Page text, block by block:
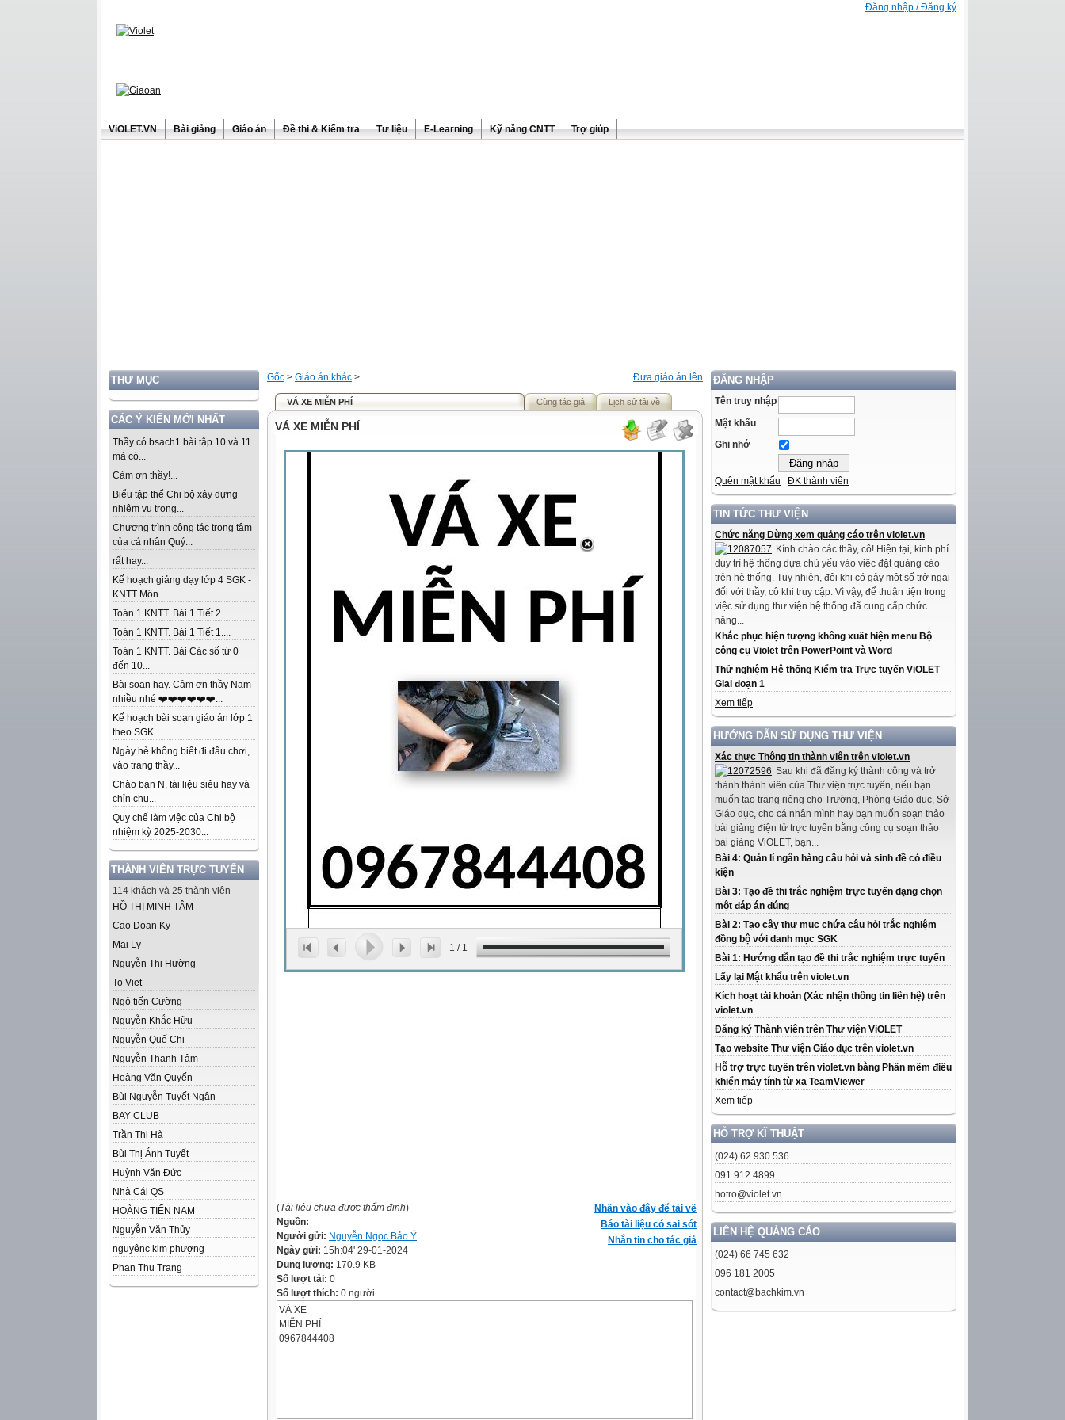
Đăng nhập / Đăng ký
ViOLET.VN Bài giảng Giáo án Đề thi & Kiểm tra Tư liệu E-Learning Kỹ năng CNTT Trợ giúp
THƯ MỤC
CÁC Ý KIẾN MỚI NHẤT
Thầy có bsach1 bài tập 10 và 11
mà có...
Cảm ơn thầy!...
Biểu tập thể Chi bộ xây dựng
nhiệm vụ trọng...
Chương trình công tác trọng tâm
của cá nhân Quý...
rất hay...
Kế hoạch giảng dạy lớp 4 SGK -
KNTT Môn...
Toán 1 KNTT. Bài 1 Tiết 2....
Toán 1 KNTT. Bài 1 Tiết 1....
Toán 1 KNTT. Bài Các số từ 0
đến 10...
Bài soạn hay. Cảm ơn thầy Nam
nhiều nhé ❤️❤️❤️❤️❤️❤️...
Kế hoạch bài soạn giáo án lớp 1
theo SGK...
Ngày hè không biết đi đâu chơi,
vào trang thầy...
Chào bạn N, tài liệu siêu hay và
chỉn chu...
Quy chế làm việc của Chi bộ
nhiệm kỳ 2025-2030...
THÀNH VIÊN TRỰC TUYẾN
114 khách và 25 thành viên
HỒ THỊ MINH TÂM
Cao Doan Ky
Mai Ly
Nguyễn Thị Hường
To Viet
Ngô tiến Cường
Nguyễn Khắc Hữu
Nguyễn Quế Chi
Nguyễn Thanh Tâm
Hoàng Văn Quyến
Bùi Nguyễn Tuyết Ngân
BAY CLUB
Trần Thị Hà
Bùi Thị Ánh Tuyết
Huỳnh Văn Đức
Nhà Cái QS
HOÀNG TIẾN NAM
Nguyễn Văn Thủy
nguyênc kim phượng
Phan Thu Trang
ĐĂNG NHẬP
Tên truy nhập
Mật khẩu
Ghi nhớ
Quên mật khẩu ĐK thành viên
TIN TỨC THƯ VIỆN
Chức năng Dừng xem quảng cáo trên violet.vn
Kính chào các thầy, cô! Hiện tại, kinh phí
duy trì hệ thống dựa chủ yếu vào việc đặt quảng cáo
trên hệ thống. Tuy nhiên, đôi khi có gây một số trở ngại
đối với thầy, cô khi truy cập. Vì vậy, để thuận tiện trong
việc sử dụng thư viện hệ thống đã cung cấp chức
năng...
Khắc phục hiện tượng không xuất hiện menu Bộ
công cụ Violet trên PowerPoint và Word
Thử nghiệm Hệ thống Kiểm tra Trực tuyến ViOLET
Giai đoạn 1
Xem tiếp
HƯỚNG DẪN SỬ DỤNG THƯ VIỆN
Xác thực Thông tin thành viên trên violet.vn
Sau khi đã đăng ký thành công và trở
thành thành viên của Thư viện trực tuyến, nếu bạn
muốn tạo trang riêng cho Trường, Phòng Giáo dục, Sở
Giáo dục, cho cá nhân mình hay bạn muốn soạn thảo
bài giảng điện tử trực tuyến bằng công cụ soạn thảo
bài giảng ViOLET, bạn...
Bài 4: Quản lí ngân hàng câu hỏi và sinh đề có điều
kiện
Bài 3: Tạo đề thi trắc nghiệm trực tuyến dạng chọn
một đáp án đúng
Bài 2: Tạo cây thư mục chứa câu hỏi trắc nghiệm
đồng bộ với danh mục SGK
Bài 1: Hướng dẫn tạo đề thi trắc nghiệm trực tuyến
Lấy lại Mật khẩu trên violet.vn
Kích hoạt tài khoản (Xác nhận thông tin liên hệ) trên
violet.vn
Đăng ký Thành viên trên Thư viện ViOLET
Tạo website Thư viện Giáo dục trên violet.vn
Hỗ trợ trực tuyến trên violet.vn bằng Phần mềm điều
khiển máy tính từ xa TeamViewer
Xem tiếp
HỖ TRỢ KĨ THUẬT
(024) 62 930 536
091 912 4899
hotro@violet.vn
LIÊN HỆ QUẢNG CÁO
(024) 66 745 632
096 181 2005
contact@bachkim.vn
Đưa giáo án lên
Gốc > Giáo án khác >
VÁ XE MIỄN PHÍ Cùng tác giả Lịch sử tải về
VÁ XE MIỄN PHÍ
1 / 1
Nhấn vào đây để tải về
Báo tài liệu có sai sót
Nhắn tin cho tác giả
(Tài liệu chưa được thẩm định)
Nguồn:
Người gửi: Nguyễn Ngọc Bảo Ý
Ngày gửi: 15h:04' 29-01-2024
Dung lượng: 170.9 KB
Số lượt tải: 0
Số lượt thích: 0 người
VÁ XE
MIỄN PHÍ
0967844408